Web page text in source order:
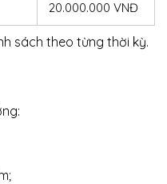
20.000.000 VNĐ
sách theo từng thời kỳ.